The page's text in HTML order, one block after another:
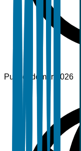
Publicado mar 2026